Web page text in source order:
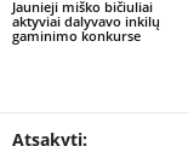
Jaunieji miško bičiuliai
aktyviai dalyvavo inkilų
gaminimo konkurse
Atsakyti: